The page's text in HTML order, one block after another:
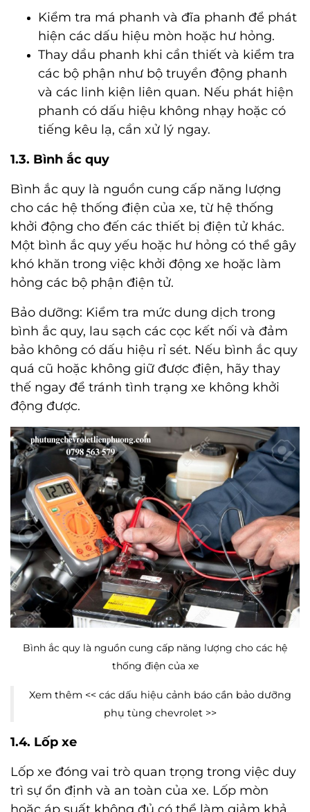
Kiểm tra má phanh và đĩa phanh để phát
hiện các dấu hiệu mòn hoặc hư hỏng.
Thay dầu phanh khi cần thiết và kiểm tra
các bộ phận như bộ truyền động phanh
và các linh kiện liên quan. Nếu phát hiện
phanh có dấu hiệu không nhạy hoặc có
tiếng kêu lạ, cần xử lý ngay.
1.3. Bình ắc quy
Bình ắc quy là nguồn cung cấp năng lượng
cho các hệ thống điện của xe, từ hệ thống
khởi động cho đến các thiết bị điện tử khác.
Một bình ắc quy yếu hoặc hư hỏng có thể gây
khó khăn trong việc khởi động xe hoặc làm
hỏng các bộ phận điện tử.
Bảo dưỡng: Kiểm tra mức dung dịch trong
bình ắc quy, lau sạch các cọc kết nối và đảm
bảo không có dấu hiệu rỉ sét. Nếu bình ắc quy
quá cũ hoặc không giữ được điện, hãy thay
thế ngay để tránh tình trạng xe không khởi
động được.
Bình ắc quy là nguồn cung cấp năng lượng cho các hệ
thống điện của xe
Xem thêm << các dấu hiệu cảnh báo cần bảo dưỡng
phụ tùng chevrolet >>
1.4. Lốp xe
Lốp xe đóng vai trò quan trọng trong việc duy
trì sự ổn định và an toàn của xe. Lốp mòn